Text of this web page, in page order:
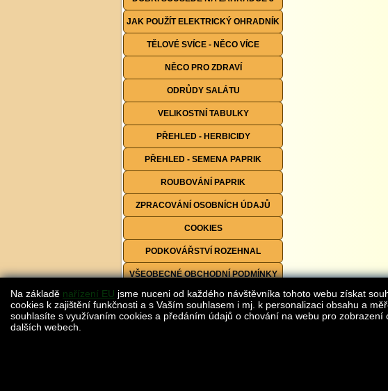
JAK POUŽÍT ELEKTRICKÝ OHRADNÍK
TĚLOVÉ SVÍCE - NĚCO VÍCE
NĚCO PRO ZDRAVÍ
ODRŮDY SALÁTU
VELIKOSTNÍ TABULKY
PŘEHLED - HERBICIDY
PŘEHLED - SEMENA PAPRIK
ROUBOVÁNÍ PAPRIK
ZPRACOVÁNÍ OSOBNÍCH ÚDAJŮ
COOKIES
PODKOVÁŘSTVÍ ROZEHNAL
VŠEOBECNÉ OBCHODNÍ PODMÍNKY
FORMULÁŘE KE STAŽENÍ
Na základě nařízení EU jsme nuceni od každého návštěvníka tohoto webu získat
cookies k zajištění funkčnosti a s Vaším souhlasem i mj. k personalizaci obsahu a
souhlasíte s využívaním cookies a předáním údajů o chování na webu pro
dalších webech.